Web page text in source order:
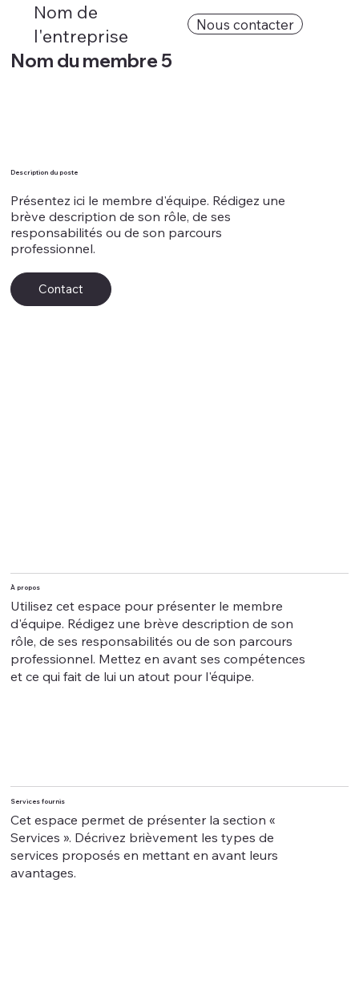
Nom de
l'entreprise
Nous contacter
Nom du membre 5
Description du poste
Présentez ici le membre d'équipe. Rédigez une
brève description de son rôle, de ses
responsabilités ou de son parcours
professionnel.
Contact
À propos
Utilisez cet espace pour présenter le membre
d'équipe. Rédigez une brève description de son
rôle, de ses responsabilités ou de son parcours
professionnel. Mettez en avant ses compétences
et ce qui fait de lui un atout pour l'équipe.
Services fournis
Cet espace permet de présenter la section «
Services ». Décrivez brièvement les types de
services proposés en mettant en avant leurs
avantages.